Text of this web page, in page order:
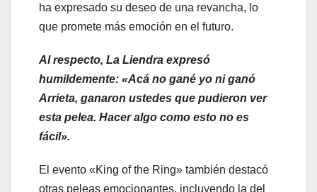
ha expresado su deseo de una revancha, lo
que promete más emoción en el futuro.
Al respecto, La Liendra expresó
humildemente: «Acá no gané yo ni ganó
Arrieta, ganaron ustedes que pudieron ver
esta pelea. Hacer algo como esto no es
fácil».
El evento «King of the Ring» también destacó
otras peleas emocionantes, incluyendo la del